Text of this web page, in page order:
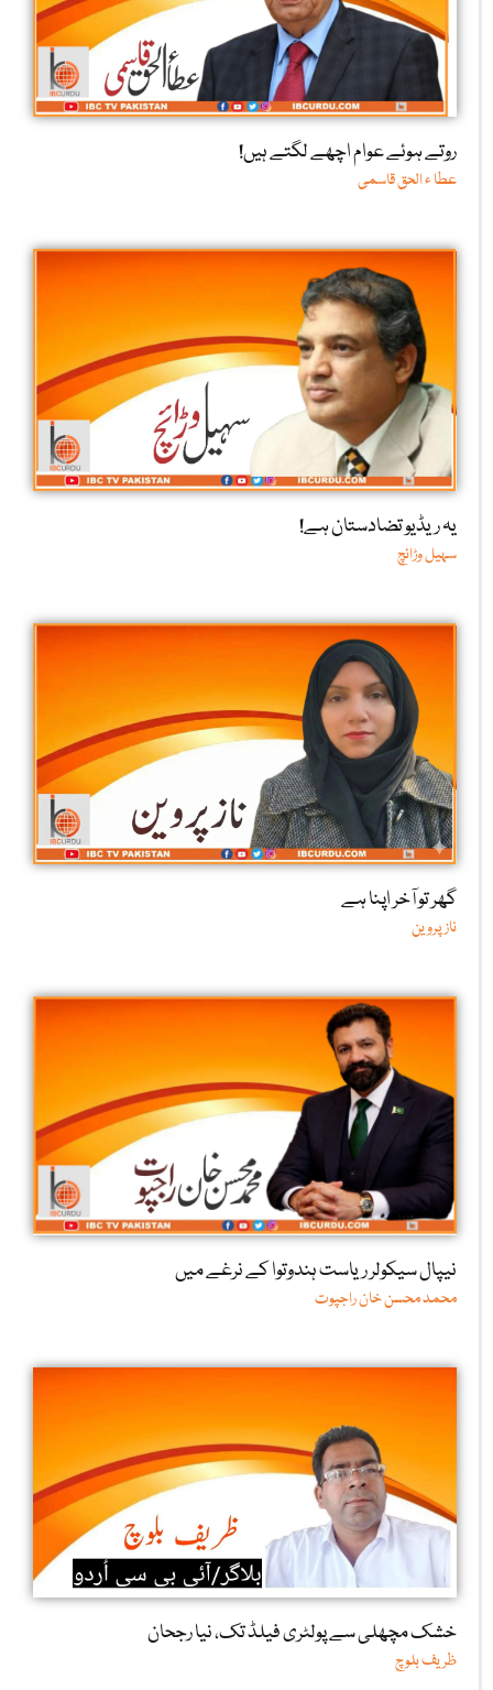
روتے ہوئے عوام اچھے لگتے ہیں!
عطا ء الحق قاسمی
یہ ریڈیو تضادستان ہے!
سہیل وڑائچ
گھر تو آخر اپنا ہے
ناز پروین
نیپال سیکولر ریاست ہندوتوا کے نرغے میں
محمد محسن خان راجپوت
خشک مچھلی سے پولٹری فیلڈ تک، نیا رجحان
ظریف بلوچ